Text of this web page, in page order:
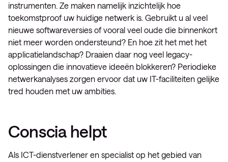
instrumenten. Ze maken namelijk inzichtelijk hoe
toekomstproof uw huidige netwerk is. Gebruikt u al veel
nieuwe softwareversies of vooral veel oude die binnenkort
niet meer worden ondersteund? En hoe zit het met het
applicatielandschap? Draaien daar nog veel legacy-
oplossingen die innovatieve ideeën blokkeren? Periodieke
netwerkanalyses zorgen ervoor dat uw IT-faciliteiten gelijke
tred houden met uw ambities.
Conscia helpt
Als ICT-dienstverlener en specialist op het gebied van